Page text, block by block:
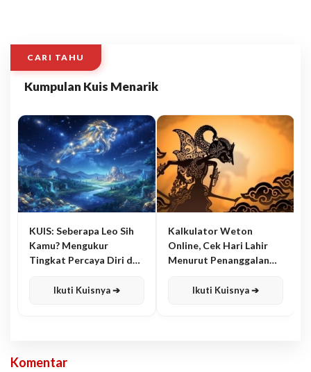
CARI TAHU
Kumpulan Kuis Menarik
KUIS: Seberapa Leo Sih
Kamu? Mengukur
Tingkat Percaya Diri dan
Ikuti Kuisnya ➔
Kalkulator Weton
Online, Cek Hari Lahir
Menurut Penanggalan
Ikuti Kuisnya ➔
Komentar